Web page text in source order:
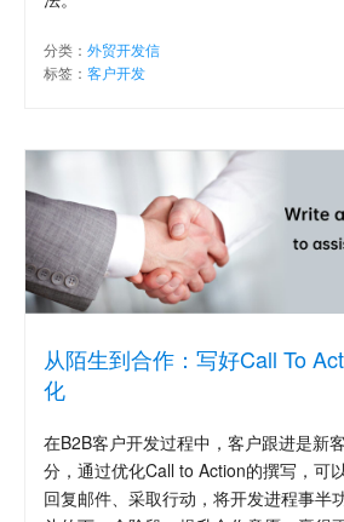
分类： 外贸开发信
标签： 客户开发
从陌生到合作：写好Call To
化
在B2B客户开发过程中，客户跟进是新
分，通过优化Call to Action的撰写，可
回复邮件、采取行动，将开发进程事半